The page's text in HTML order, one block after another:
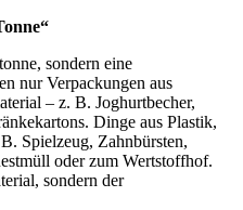
sondern eine
nur Verpackungen aus
– z. B. Joghurtbecher,
Dinge aus Plastik,
Spielzeug, Zahnbürsten,
oder zum Wertstoffhof.
sondern der